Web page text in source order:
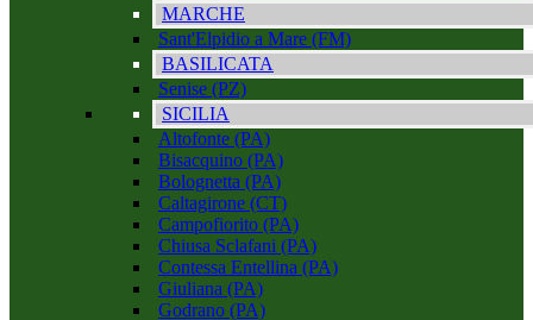
MARCHE
Sant'Elpidio a Mare (FM)
BASILICATA
Senise (PZ)
SICILIA
Altofonte (PA)
Bisacquino (PA)
Bolognetta (PA)
Caltagirone (CT)
Campofiorito (PA)
Chiusa Sclafani (PA)
Contessa Entellina (PA)
Giuliana (PA)
Godrano (PA)